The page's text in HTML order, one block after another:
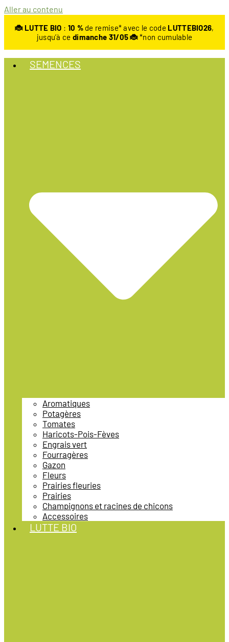
Aller au contenu
🐞 LUTTE BIO : 10 %de remise* avec le code LUTTEBIO26,
jusqu’à ce dimanche 31/05 🐞*non cumulable
SEMENCES
Aromatiques
Potagères
Tomates
Haricots-Pois-Fèves
Engrais vert
Fourragères
Gazon
Fleurs
Prairies fleuries
Prairies
Champignons et racines de chicons
Accessoires
LUTTE BIO